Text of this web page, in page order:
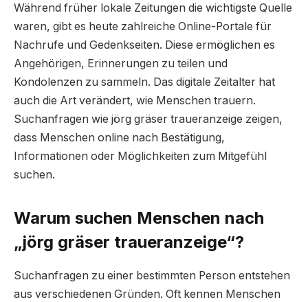
Während früher lokale Zeitungen die wichtigste Quelle
waren, gibt es heute zahlreiche Online-Portale für
Nachrufe und Gedenkseiten. Diese ermöglichen es
Angehörigen, Erinnerungen zu teilen und
Kondolenzen zu sammeln. Das digitale Zeitalter hat
auch die Art verändert, wie Menschen trauern.
Suchanfragen wie jörg gräser traueranzeige zeigen,
dass Menschen online nach Bestätigung,
Informationen oder Möglichkeiten zum Mitgefühl
suchen.
Warum suchen Menschen nach
„jörg gräser traueranzeige“?
Suchanfragen zu einer bestimmten Person entstehen
aus verschiedenen Gründen. Oft kennen Menschen